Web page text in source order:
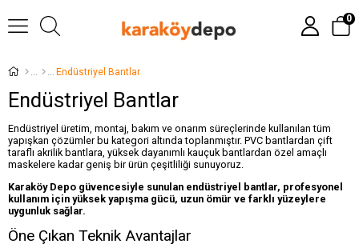
0
Endüstriyel Bantlar
Endüstriyel Bantlar
Endüstriyel üretim, montaj, bakım ve onarım süreçlerinde kullanılan tüm
yapışkan çözümler bu kategori altında toplanmıştır. PVC bantlardan çift
taraflı akrilik bantlara, yüksek dayanımlı kauçuk bantlardan özel amaçlı
maskelere kadar geniş bir ürün çeşitliliği sunuyoruz.
Karaköy Depo güvencesiyle sunulan endüstriyel bantlar, profesyonel
kullanım için yüksek yapışma gücü, uzun ömür ve farklı yüzeylere
uygunluk sağlar.
Öne Çıkan Teknik Avantajlar